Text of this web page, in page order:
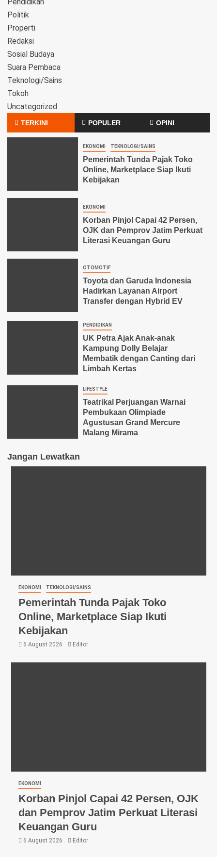
Politik
Properti
Redaksi
Sosial Budaya
Suara Pembaca
Teknologi/Sains
Tokoh
Uncategorized
TERKINI POPULER OPINI
EKONOMI TEKNOLOGI/SAINS
Pemerintah Tunda Pajak Toko
Online, Marketplace Siap Ikuti
Kebijakan
EKONOMI
Korban Pinjol Capai 42 Persen,
OJK dan Pemprov Jatim Perkuat
Literasi Keuangan Guru
OTOMOTIF
Toyota dan Garuda Indonesia
Hadirkan Layanan Airport
Transfer dengan Hybrid EV
PENDIDIKAN
UK Petra Ajak Anak-anak
Kampung Dolly Belajar
Membatik dengan Canting dari
Limbah Kertas
LIFESTYLE
Teatrikal Perjuangan Warnai
Pembukaan Olimpiade
Agustusan Grand Mercure
Malang Mirama
Jangan Lewatkan
EKONOMI TEKNOLOGI/SAINS
Pemerintah Tunda Pajak Toko
Online, Marketplace Siap Ikuti
Kebijakan
6 August 2026 Editor
EKONOMI
Korban Pinjol Capai 42 Persen, OJK
dan Pemprov Jatim Perkuat Literasi
Keuangan Guru
6 August 2026 Editor